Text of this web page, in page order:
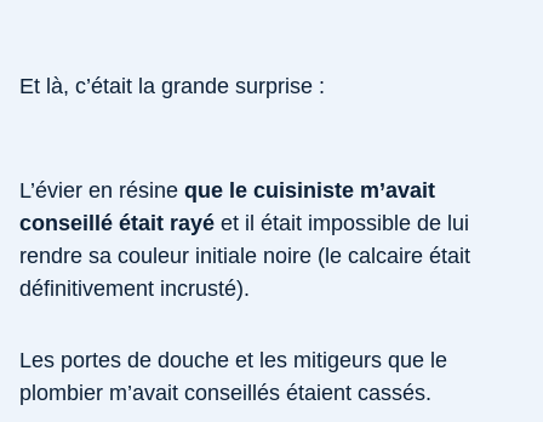
Et là, c’était la grande surprise :
L’évier en résine que le cuisiniste m’avait
conseillé était rayé et il était impossible de lui
rendre sa couleur initiale noire (le calcaire était
définitivement incrusté).
Les portes de douche et les mitigeurs que le
plombier m’avait conseillés étaient cassés.